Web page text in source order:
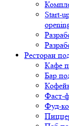
Start-
Ресторан
Кафе
Бар
Фаст-
Фуд-